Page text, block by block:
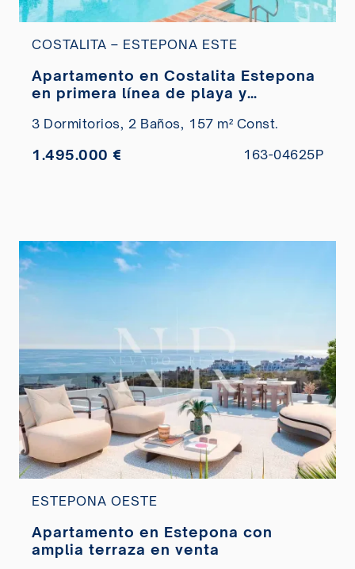
COSTALITA – ESTEPONA ESTE
Apartamento en Costalita Estepona
en primera línea de playa y
3 Dormitorios, 2 Baños, 157 m² Const.
1.495.000 € 163-04625P
ESTEPONA OESTE
Apartamento en Estepona con
amplia terraza en venta